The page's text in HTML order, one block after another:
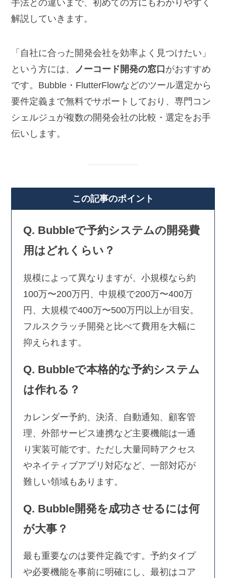
手法との違いまで、初めての方にもわかりやすく
解説していきます。
「自社に合った開発会社を効率よく見つけたい」
という方には、 ノーコード開発の窓口 がおすすめ
です。Bubble・FlutterFlowなどのツール選定から
要件定義まで無料でサポートしており、専門コン
シェルジュが複数の開発会社の比較・選定をお手
伝いします。
この記事のポイント
Q. Bubbleで予約システムの開発費
用はどれくらい？
規模によって異なりますが、小規模なら約
100万〜200万円、中規模で200万〜400万
円、大規模で400万〜500万円以上が目安。
フルスクラッチ開発と比べて費用を大幅に
抑えられます。
Q. Bubbleで本格的な予約システム
は作れる？
カレンダー予約、決済、自動通知、顧客管
理、外部サービス連携など主要機能は一通
り実装可能です。ただし大量同時アクセス
やネイティブアプリ対応など、一部対応が
難しい領域もあります。
Q. Bubble開発を成功させるには何
が大事？
最も重要なのは要件定義です。予約タイプ
や必要機能を事前に明確にし、最初はコア